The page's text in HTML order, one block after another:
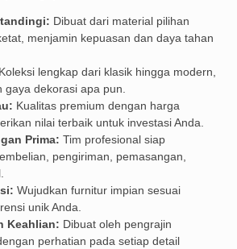
Dibuat dari material pilihan
menjamin kepuasan dan daya tahan
Koleksi lengkap dari klasik hingga modern,
dekorasi apa pun.
Kualitas premium dengan harga
nilai terbaik untuk investasi Anda.
Prima: Tim profesional siap
pengiriman, pemasangan,
Wujudkan furnitur impian sesuai
unik Anda.
Keahlian: Dibuat oleh pengrajin
perhatian pada setiap detail